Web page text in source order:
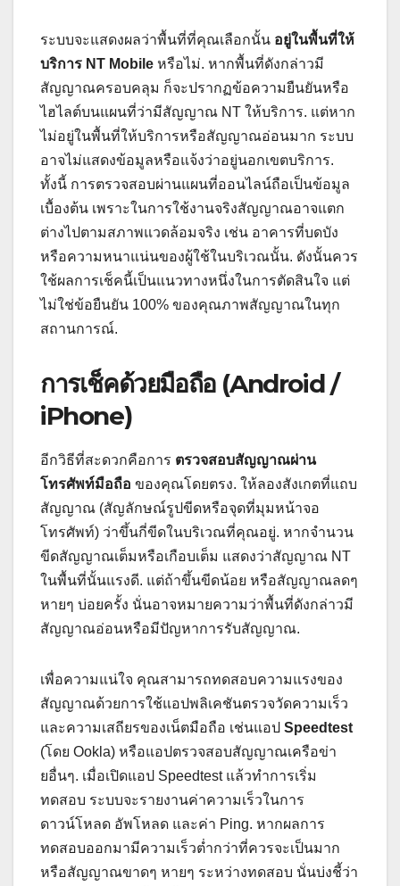
ระบบจะแสดงผลว่าพื้นที่ที่คุณเลือกนั้น อยู่ในพื้นที่ให้
บริการ NT Mobile หรือไม่. หากพื้นที่ดังกล่าวมี
สัญญาณครอบคลุม ก็จะปรากฏข้อความยืนยันหรือ
ไฮไลต์บนแผนที่ว่ามีสัญญาณ NT ให้บริการ. แต่หาก
ไม่อยู่ในพื้นที่ให้บริการหรือสัญญาณอ่อนมาก ระบบ
อาจไม่แสดงข้อมูลหรือแจ้งว่าอยู่นอกเขตบริการ.
ทั้งนี้ การตรวจสอบผ่านแผนที่ออนไลน์ถือเป็นข้อมูล
เบื้องต้น เพราะในการใช้งานจริงสัญญาณอาจแตก
ต่างไปตามสภาพแวดล้อมจริง เช่น อาคารที่บดบัง
หรือความหนาแน่นของผู้ใช้ในบริเวณนั้น. ดังนั้นควร
ใช้ผลการเช็คนี้เป็นแนวทางหนึ่งในการตัดสินใจ แต่
ไม่ใช่ข้อยืนยัน 100% ของคุณภาพสัญญาณในทุก
สถานการณ์.
การเช็คด้วยมือถือ (Android /
iPhone)
อีกวิธีที่สะดวกคือการ ตรวจสอบสัญญาณผ่าน
โทรศัพท์มือถือ ของคุณโดยตรง. ให้ลองสังเกตที่แถบ
สัญญาณ (สัญลักษณ์รูปขีดหรือจุดที่มุมหน้าจอ
โทรศัพท์) ว่าขึ้นกี่ขีดในบริเวณที่คุณอยู่. หากจำนวน
ขีดสัญญาณเต็มหรือเกือบเต็ม แสดงว่าสัญญาณ NT
ในพื้นที่นั้นแรงดี. แต่ถ้าขึ้นขีดน้อย หรือสัญญาณลดๆ
หายๆ บ่อยครั้ง นั่นอาจหมายความว่าพื้นที่ดังกล่าวมี
สัญญาณอ่อนหรือมีปัญหาการรับสัญญาณ.
เพื่อความแน่ใจ คุณสามารถทดสอบความแรงของ
สัญญาณด้วยการใช้แอปพลิเคชันตรวจวัดความเร็ว
และความเสถียรของเน็ตมือถือ เช่นแอป Speedtest
(โดย Ookla) หรือแอปตรวจสอบสัญญาณเครือข่า
ยอื่นๆ. เมื่อเปิดแอป Speedtest แล้วทำการเริ่ม
ทดสอบ ระบบจะรายงานค่าความเร็วในการ
ดาวน์โหลด อัพโหลด และค่า Ping. หากผลการ
ทดสอบออกมามีความเร็วต่ำกว่าที่ควรจะเป็นมาก
หรือสัญญาณขาดๆ หายๆ ระหว่างทดสอบ นั่นบ่งชี้ว่า